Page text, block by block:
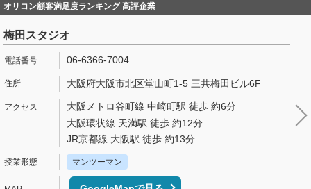
オリコン顧客満足度ランキング 高評企業
梅田スタジオ
06-6366-7004
大阪府大阪市北区堂山町1-5 三共梅田ビル6F
大阪メトロ谷町線 中崎町駅 徒歩 約6分
大阪環状線 天満駅 徒歩 約12分
JR京都線 大阪駅 徒歩 約13分
マンツーマン